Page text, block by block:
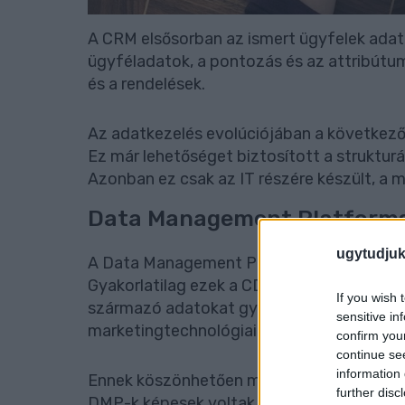
If you wish
sensitive
confirm
continue
information
further
A CRM elsősorban az ismert ügyfelek
ügyféladatok, a pontozás és az
és a rendelések.
Az adatkezelés evolúciójában a
Ez már lehetőséget biztosított a
Azonban ez csak az IT részére készült,
Data Management
A Data Management Platforms (DMP) a
Gyakorlatilag ezek a CDP platformok
származó adatokat gyűjtöttek és
marketingtechnológiai rendszerekkel.
Ennek köszönhetően mélyebb